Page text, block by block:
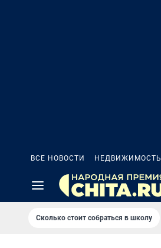
ВСЕ НОВОСТИ НЕДВИЖИМОСТЬ
Сколько стоит собраться в школу